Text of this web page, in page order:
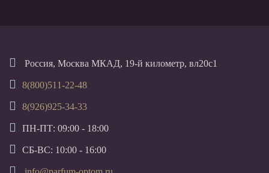
Россия, Москва МКАД, 19-й километр, вл20с1
8(800)511-22-48
8(926)925-34-33
ПН-ПТ: 09:00 - 18:00
СБ-ВС: 10:00 - 16:00